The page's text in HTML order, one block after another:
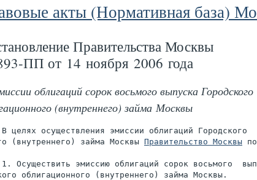
акты (Нормативная база)
Правительства Москвы
ПП от 14 ноября 2006 года
облигаций сорок восьмого выпуска Городского
(внутреннего) займа Москвы
целях осуществления эмиссии облигаций Городского
(внутреннего) займа Москвы Правительство Москвы
Осуществить эмиссию облигаций сорок восьмого
облигационного (внутреннего) займа Москвы.